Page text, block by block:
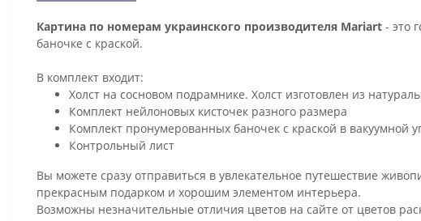
Картина по номерам украинского производителя Mariart - это
баночке с краской.
В комплект входит:
Холст на сосновом подрамнике. Холст изготовлен из
Комплект нейлоновых кисточек разного размера
Комплект пронумерованных баночек с краской в вакуумной
Контрольный лист
Вы можете сразу отправиться в увлекательное путешествие
прекрасным подарком и хорошим элементом интерьера.
Возможны незначительные отличия цветов на сайте от цветов